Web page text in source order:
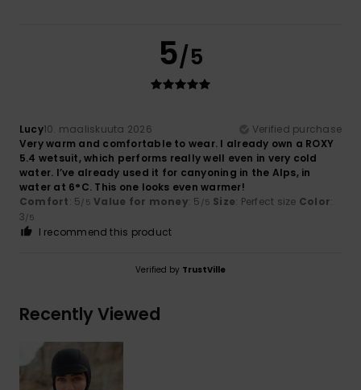
5/5
Lucy10. maaliskuuta 2026
Verified purchase
Very warm and comfortable to wear. I already own a ROXY
5.4 wetsuit, which performs really well even in very cold
water. I’ve already used it for canyoning in the Alps, in
water at 6°C. This one looks even warmer!
Comfort: 5/5 Value for money: 5 /5 Size: Perfect size Color:
3/5
I recommend this product
Verified by TrustVille
Recently Viewed